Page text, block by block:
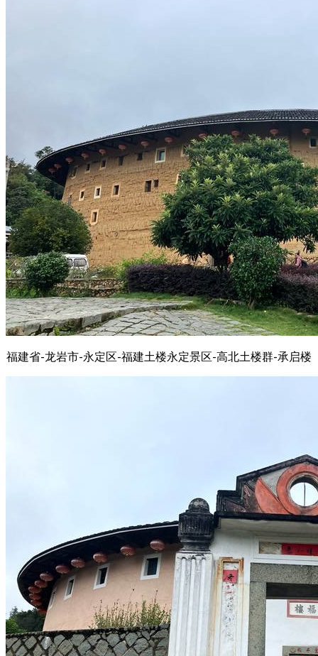
福建省-龙岩市-永定区-福建土楼永定景区-高北土楼群-承启楼